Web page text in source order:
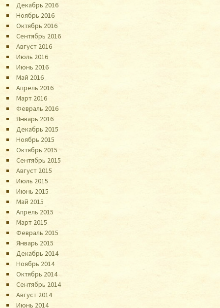
Декабрь 2016
Ноябрь 2016
Октябрь 2016
Сентябрь 2016
Август 2016
Июль 2016
Июнь 2016
Май 2016
Апрель 2016
Март 2016
Февраль 2016
Январь 2016
Декабрь 2015
Ноябрь 2015
Октябрь 2015
Сентябрь 2015
Август 2015
Июль 2015
Июнь 2015
Май 2015
Апрель 2015
Март 2015
Февраль 2015
Январь 2015
Декабрь 2014
Ноябрь 2014
Октябрь 2014
Сентябрь 2014
Август 2014
Июнь 2014